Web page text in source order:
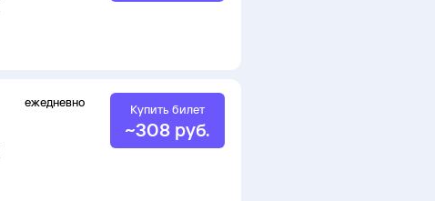
ежедневно Купить билет
~308 руб.